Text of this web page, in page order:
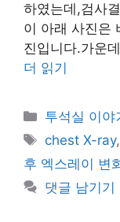
하였는데,검사
이 아래 사진은
진입니다.가운
더 읽기
카
테
리
투석실 이야
태
그
chest X-ray
후 엑스레이 변
댓글 남기기